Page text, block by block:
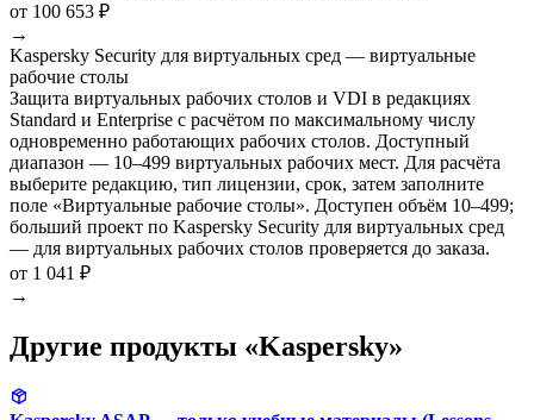
от 100 653 ₽
→
Kaspersky Security для виртуальных сред — виртуальные
рабочие столы
Защита виртуальных рабочих столов и VDI в редакциях
Standard и Enterprise с расчётом по максимальному числу
одновременно работающих рабочих столов. Доступный
диапазон — 10–499 виртуальных рабочих мест. Для расчёта
выберите редакцию, тип лицензии, срок, затем заполните
поле «Виртуальные рабочие столы». Доступен объём 10–499;
больший проект по Kaspersky Security для виртуальных сред
— для виртуальных рабочих столов проверяется до заказа.
от 1 041 ₽
→
Другие продукты «Kaspersky»